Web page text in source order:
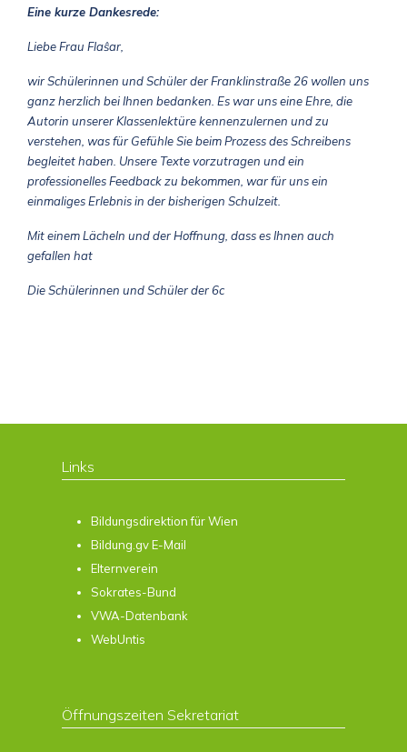
Eine kurze Dankesrede:
Liebe Frau Flaŝar,
wir Schülerinnen und Schüler der Franklinstraße 26 wollen uns
ganz herzlich bei Ihnen bedanken. Es war uns eine Ehre, die
Autorin unserer Klassenlektüre kennenzulernen und zu
verstehen, was für Gefühle Sie beim Prozess des Schreibens
begleitet haben. Unsere Texte vorzutragen und ein
professionelles Feedback zu bekommen, war für uns ein
einmaliges Erlebnis in der bisherigen Schulzeit.
Mit einem Lächeln und der Hoffnung, dass es Ihnen auch
gefallen hat
Die Schülerinnen und Schüler der 6c
Links
Bildungsdirektion für Wien
Bildung.gv E-Mail
Elternverein
Sokrates-Bund
VWA-Datenbank
WebUntis
Öffnungszeiten Sekretariat